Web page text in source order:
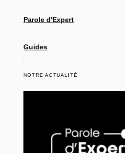
Parole d'Expert
Guides
NOTRE ACTUALITÉ